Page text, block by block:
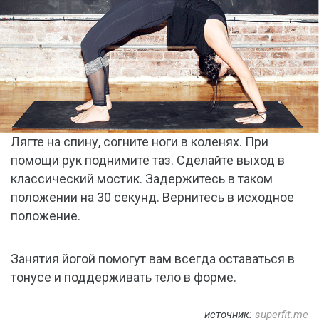
Лягте на спину, согните ноги в коленях. При
помощи рук поднимите таз. Сделайте выход в
классический мостик. Задержитесь в таком
положении на 30 секунд. Вернитесь в исходное
положение.
Занятия йогой помогут вам всегда оставаться в
тонусе и поддерживать тело в форме.
источник: superfit.me